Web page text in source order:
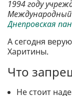
1994 году
Днепровская
А сегодня
Харитины.
Что
Не стоит